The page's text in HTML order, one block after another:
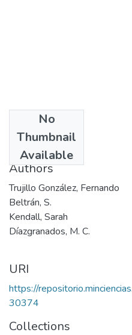
No
Thumbnail
Available
1998
Authors
Trujillo González, Fernando
Beltrán, S.
Kendall, Sarah
Díazgranados, M. C.
URI
https://
30374
Collections